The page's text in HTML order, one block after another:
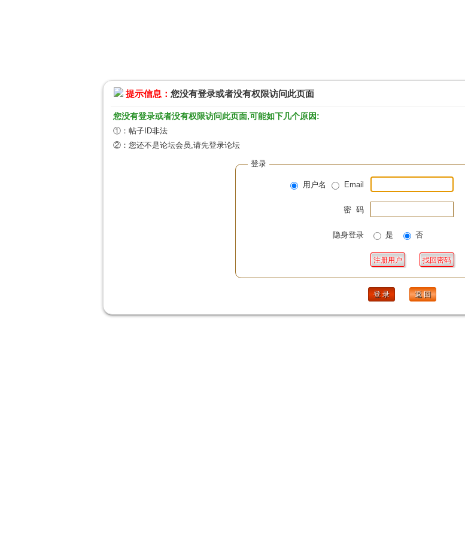
提示信息： 您没有登录或者没有权限访问此页面
您没有登录或者没有权限访问此页面,可能如下几个原因:
①：帖子ID非法
②：您还不是论坛会员,请先登录论坛
登录
用户名 Email
密 码
隐身登录 是 否